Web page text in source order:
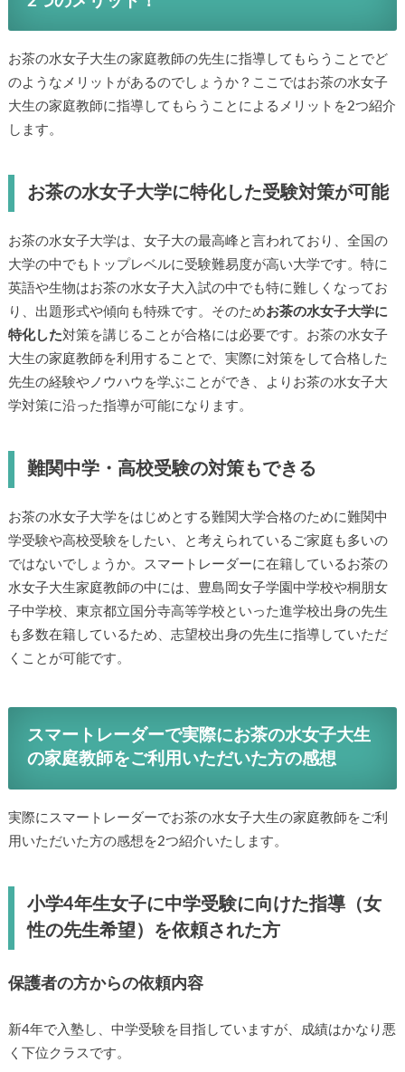
お茶の水女子大生の家庭教師の先生に指導してもらうことでど
のようなメリットがあるのでしょうか？ここではお茶の水女子
大生の家庭教師に指導してもらうことによるメリットを2つ紹介
します。
お茶の水女子大学に特化した受験対策が可能
お茶の水女子大学は、女子大の最高峰と言われており、全国の
大学の中でもトップレベルに受験難易度が高い大学です。特に
英語や生物はお茶の水女子大入試の中でも特に難しくなってお
り、出題形式や傾向も特殊です。そのためお茶の水女子大学に
特化した対策を講じることが合格には必要です。お茶の水女子
大生の家庭教師を利用することで、実際に対策をして合格した
先生の経験やノウハウを学ぶことができ、よりお茶の水女子大
学対策に沿った指導が可能になります。
難関中学・高校受験の対策もできる
お茶の水女子大学をはじめとする難関大学合格のために難関中
学受験や高校受験をしたい、と考えられているご家庭も多いの
ではないでしょうか。スマートレーダーに在籍しているお茶の
水女子大生家庭教師の中には、豊島岡女子学園中学校や桐朋女
子中学校、東京都立国分寺高等学校といった進学校出身の先生
も多数在籍しているため、志望校出身の先生に指導していただ
くことが可能です。
スマートレーダーで実際にお茶の水女子大生
の家庭教師をご利用いただいた方の感想
実際にスマートレーダーでお茶の水女子大生の家庭教師をご利
用いただいた方の感想を2つ紹介いたします。
小学4年生女子に中学受験に向けた指導（女
性の先生希望）を依頼された方
保護者の方からの依頼内容
新4年で入塾し、中学受験を目指していますが、成績はかなり悪
く下位クラスです。